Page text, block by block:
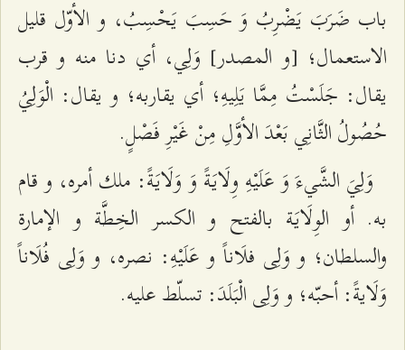
باب ضَرَبَ يَضْرِبُ وَ حَسِبَ يَحْسِبُ، و الأوّل قليل
الاستعمال؛ [و المصدر] وَلِي، أي دنا منه و قرب
يقال: جَلَسْتُ مِمَّا يَلِيهِ؛ أي يقاربه؛ و يقال: الْوَلِيُ
حُصُولُ الثَّانِي بَعْدَ الأوَّلِ مِنْ غَيْرِ فَصْلٍ.
وَلِيَ الشَّي‌ءَ وَ عَلَيْهِ وِلَايَةً وَ وَلَايَةً: ملك أمره، و قام
به. أو الوِلَايَة بالفتح و الكسر الخِطَّة و الإمارة
والسلطان؛ و وَلِى فلَاناً و عَلَيْهِ: نصره، و وَلِى فُلَاناً
وَلَايةً: أحبّه؛ و وَلِى الْبَلَدَ: تسلّط عليه.